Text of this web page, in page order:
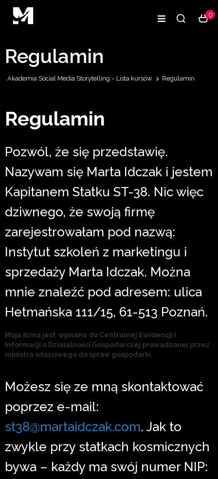
0
Regulamin
Akademia Social Media Storytelling – Lista kursów Regulamin
Regulamin
Pozwól, że się przedstawię.
Nazywam się Marta Idczak i jestem
Kapitanem Statku ST-38. Nic więc
dziwnego, że swoją firmę
zarejestrowałam pod nazwą:
Instytut szkoleń z marketingu i
sprzedaży Marta Idczak. Można
mnie znaleźć pod adresem: ulica
Hetmańska 111/15, 61-513 Poznań.
Moja firma jest wpisana do Centralnej Ewidencji i
Informacji o Działalności Gospodarczej prowadzonej przez
ministra właściwego do spraw gospodarki.
Możesz się ze mną skontaktować
poprzez e-mail:
st38@martaidczak.com. Jak to
zwykle przy statkach kosmicznych
bywa – każdy ma swój numer NIP: